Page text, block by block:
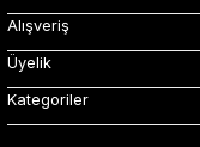
Alışveriş
Üyelik
Kategoriler